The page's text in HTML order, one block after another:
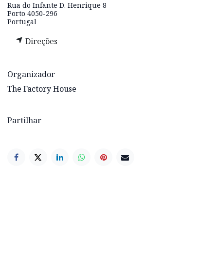
Rua do Infante D. Henrique 8
Porto 4050-296
Portugal
Direções
Organizador
The Factory House
Partilhar